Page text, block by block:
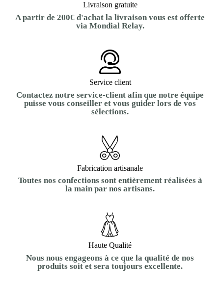
Livraison gratuite
A partir de 200€ d'achat la livraison vous est offerte
via Mondial Relay.
Service client
Contactez notre service-client afin que notre équipe
puisse vous conseiller et vous guider lors de vos
sélections.
Fabrication artisanale
Toutes nos confections sont entièrement réalisées à
la main par nos artisans.
Haute Qualité
Nous nous engageons à ce que la qualité de nos
produits soit et sera toujours excellente.